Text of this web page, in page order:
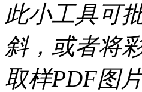
此小工具可
斜，或者将
取样PDF图